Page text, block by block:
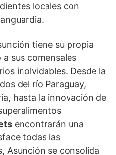
locales con
tiene su propia
sus comensales
inolvidables. Desde la
del río Paraguay,
hasta la innovación de
encontrarán una
todas las
Asunción se consolida